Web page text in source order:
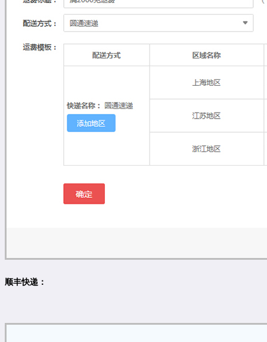
顺丰快递：